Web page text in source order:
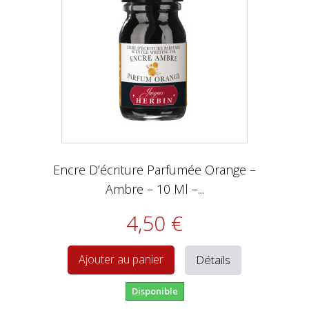
Encre D’écriture Parfumée Orange –
Ambre – 10 Ml –...
4,50 €
Ajouter au panier Détails
Disponible